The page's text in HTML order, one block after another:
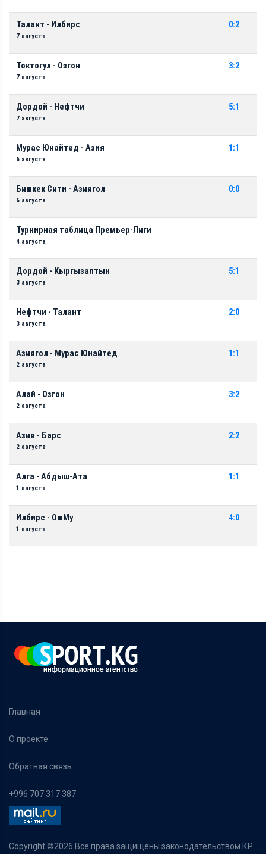
Талант - Илбирс
7 августа
0:2
Токтогул - Озгон
7 августа
3:2
Дордой - Нефтчи
7 августа
5:1
Мурас Юнайтед - Азия
6 августа
1:1
Бишкек Сити - Азиягол
6 августа
0:0
Турнирная таблица Премьер-Лиги
4 августа
Дордой - Кыргызалтын
3 августа
5:1
Нефтчи - Талант
3 августа
2:0
Азиягол - Мурас Юнайтед
2 августа
1:1
Алай - Озгон
2 августа
3:2
Азия - Барс
2 августа
2:2
Алга - Абдыш-Ата
1 августа
1:1
Илбирс - ОшМу
1 августа
4:0
Главная
О проекте
Обратная связь
+996 707 317 387
Copyright ©2026 Все права защищены законодательством КР